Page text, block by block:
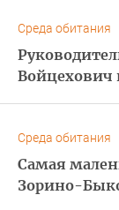
Среда обитания
Войцехович
Среда обитания
Самая
Зорино-